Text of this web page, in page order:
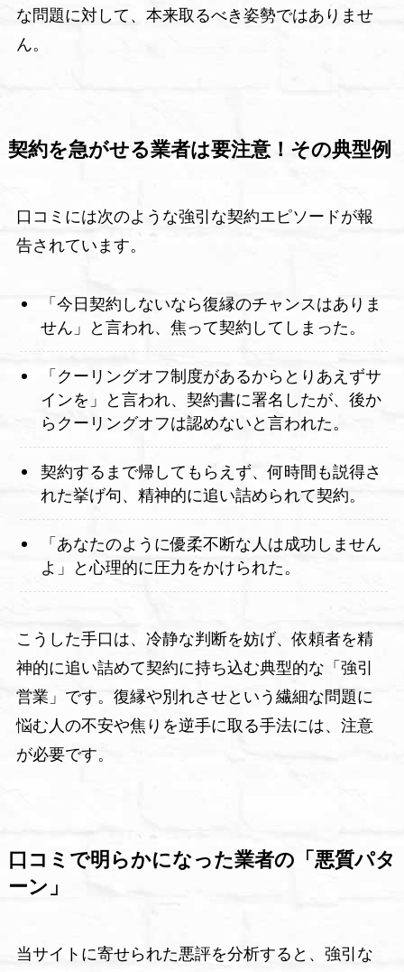
な問題に対して、本来取るべき姿勢ではありませ
ん。
契約を急がせる業者は要注意！その典型例
口コミには次のような強引な契約エピソードが報
告されています。
「今日契約しないなら復縁のチャンスはありま
せん」と言われ、焦って契約してしまった。
「クーリングオフ制度があるからとりあえずサ
インを」と言われ、契約書に署名したが、後か
らクーリングオフは認めないと言われた。
契約するまで帰してもらえず、何時間も説得さ
れた挙げ句、精神的に追い詰められて契約。
「あなたのように優柔不断な人は成功しません
よ」と心理的に圧力をかけられた。
こうした手口は、冷静な判断を妨げ、依頼者を精
神的に追い詰めて契約に持ち込む典型的な「強引
営業」です。復縁や別れさせという繊細な問題に
悩む人の不安や焦りを逆手に取る手法には、注意
が必要です。
口コミで明らかになった業者の「悪質パタ
ーン」
当サイトに寄せられた悪評を分析すると、強引な